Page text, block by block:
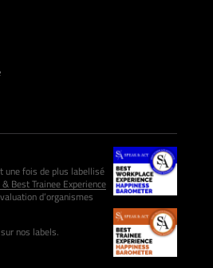
fois de plus labellisé
Best Trainee Experience
d’organismes
nos labels.